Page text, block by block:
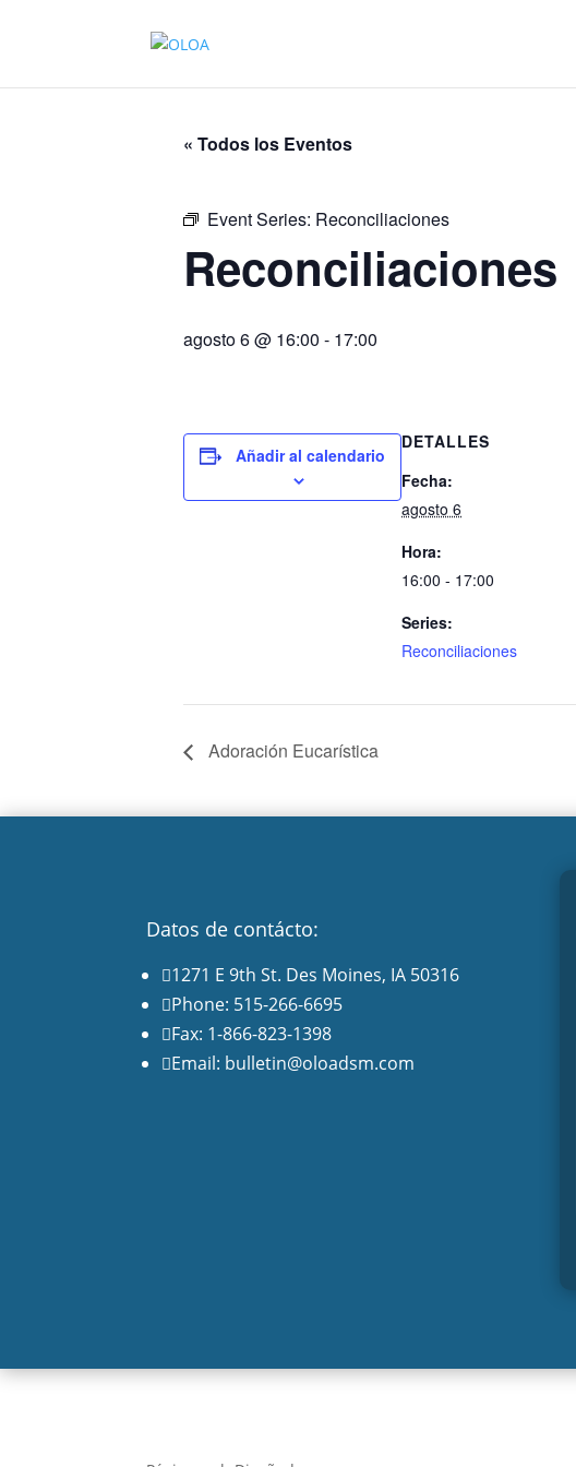
« Todos los Eventos
Event Series: Reconciliaciones
Reconciliaciones
agosto 6 @ 16:00 - 17:00
Añadir al calendario
DETALLES
Fecha:
agosto 6
Hora:
16:00 - 17:00
Series:
Reconciliaciones
Adoración Eucarística
Datos de contácto:
1271 E 9th St. Des Moines, IA 50316
Phone: 515-266-6695
Fax: 1-866-823-1398
Email: bulletin@oloadsm.com